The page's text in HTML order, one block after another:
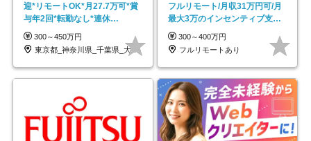
迎*リモートOK*月27.7万可*賞
与年2回*転勤なし*連休
OK/ZE010232
300～450万円
東京都_神奈川県_千葉県_大阪府_愛知県…
フルリモート/月収31万円可/月
最大3万のインセンティブ支給/
平均年齢33歳
300～400万円
フルリモートあり